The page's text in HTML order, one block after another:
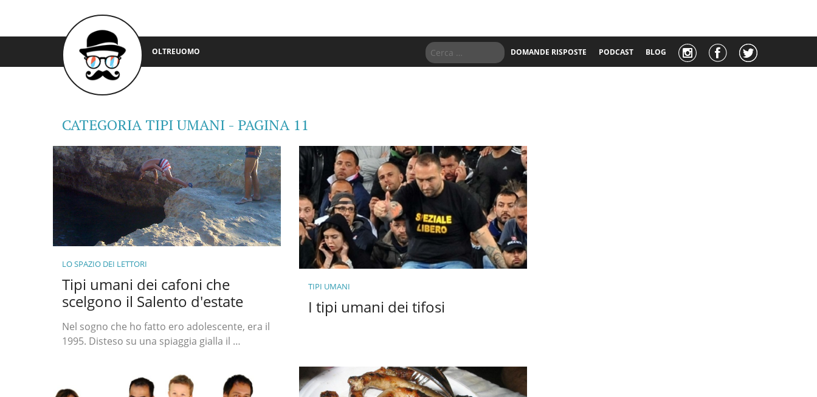
OLTREUOMO DOMANDE RISPOSTE PODCAST BLOG
CATEGORIA TIPI UMANI - PAGINA 11
LO SPAZIO DEI LETTORI
Tipi umani dei cafoni che
scelgono il Salento d'estate
Nel sogno che ho fatto ero adolescente, era il
1995. Disteso su una spiaggia gialla il …
TIPI UMANI
I tipi umani dei tifosi